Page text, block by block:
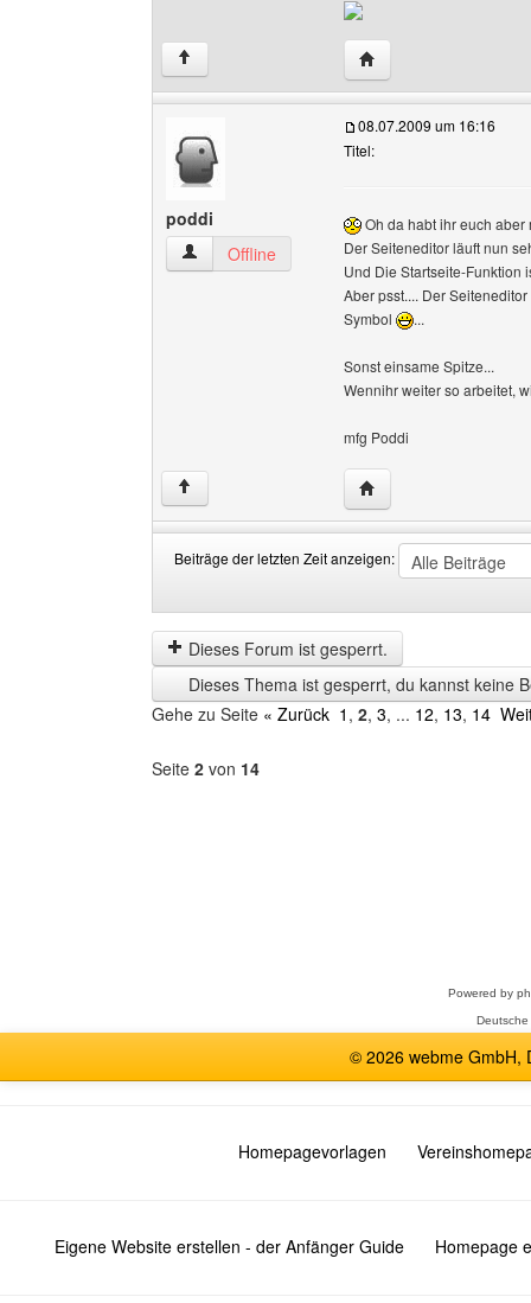
↑ Website dieses
poddi
poddi Benutzer-Profile anzeigen
Offline
08.07.2009 um 16:16
Titel:
Oh da habt ihr euch
Der Seiteneditor läuft nun
Und Die Startseite-Funktion
Aber psst.... Der
Symbol
...
Sonst einsame Spitze...
Wennihr weiter so arbeitet,
mfg Poddi
↑ Website dieses
Beiträge der letzten Zeit anzeigen:
der
letzten
Zeit
anzeigen
by
Dieses Forum ist gesperrt.
Dieses Thema ist gesperrt, du kannst keine
Gehe zu Seite « Zurück 1 , 2, 3, ... 12, 13, 14
Seite 2 von 14
Powered by
© 2026 webme GmbH,
Homepagevorlagen
Eigene Website erstellen - der Anfänger Guide Homepage